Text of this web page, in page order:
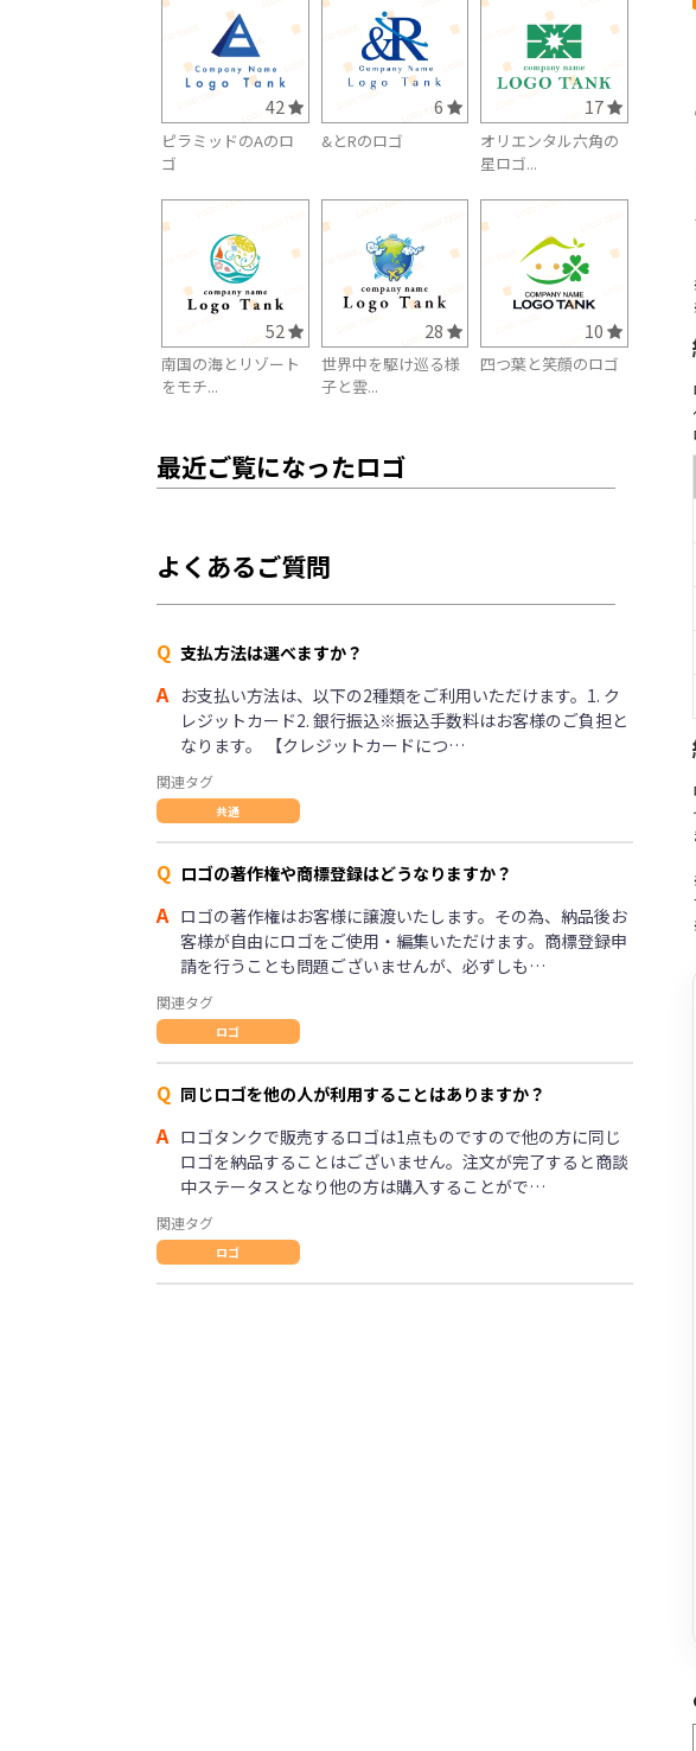
42
ピラミッドのAのロ
ゴ
6
&とRのロゴ
17
オリエンタル六角の
星ロゴ...
52
南国の海とリゾート
をモチ...
28
世界中を駆け巡る様
子と雲...
10
四つ葉と笑顔のロゴ
最近ご覧になったロゴ
よくあるご質問
Q 支払方法は選べますか？
A お支払い方法は、以下の2種類をご利用いただけます。1. ク
レジットカード2. 銀行振込※振込手数料はお客様のご負担と
なります。 【クレジットカードにつ…
関連タグ
共通
Q ロゴの著作権や商標登録はどうなりますか？
A ロゴの著作権はお客様に譲渡いたします。その為、納品後お
客様が自由にロゴをご使用・編集いただけます。商標登録申
請を行うことも問題ございませんが、必ずしも…
関連タグ
ロゴ
Q 同じロゴを他の人が利用することはありますか？
A ロゴタンクで販売するロゴは1点ものですので他の方に同じ
ロゴを納品することはございません。注文が完了すると商談
中ステータスとなり他の方は購入することがで…
関連タグ
ロゴ